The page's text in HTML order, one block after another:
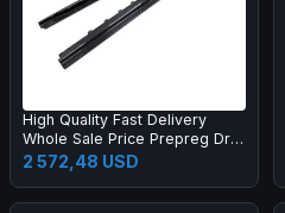
High Quality Fast Delivery
Whole Sale Price Prepreg Dry
Carbon Fiber Performance
Side Skirts for R8 2019-2023
2 572,48 USD